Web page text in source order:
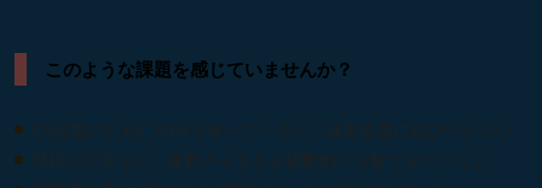
このような課題を感じていませんか？
CV改善のためにGA4を使っているが、成果改善に結びつかない